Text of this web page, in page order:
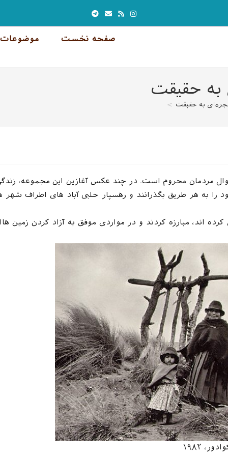
صفحه نخست
به حقیقت
به حقیقت >
مردمان محروم است. در چند عکس آغازین این مجموعه،
را به هر طریق بگذرانند و رهسپار حلبی آباد های اطراف شهر
اند، مبارزه کردند و در مواردی موفق به آزاد کردن زمین
۱۹۸۲